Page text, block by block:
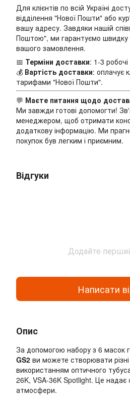
Для клієнтів по всій Україні
відділення "Нової Пошти" або
вашу адресу. Завдяки нашій
Поштою", ми гарантуємо швидку
вашого замовлення.
📅 Терміни доставки: 1-3 робочі
💰 Вартість доставки: оплачує
тарифами "Нової Пошти".
💬 Маєте питання щодо
Ми завжди готові допомогти!
менеджером, щоб отримати
додаткову інформацію. Ми
покупок був легким і приємним.
Відгуки
Додайте
Написати
Опис
За допомогою набору з 6 масок
GS2 ви можете створювати різні
використанням оптичного
26K, VSA-36K Spotlight. Це надає
атмосфери.